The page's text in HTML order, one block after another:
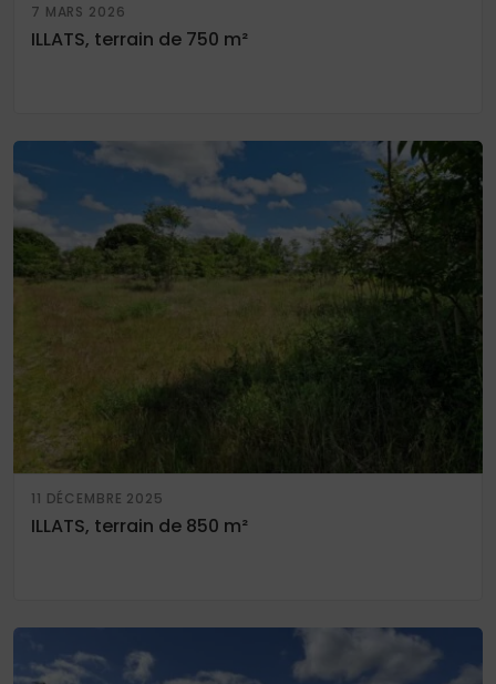
7 MARS 2026
ILLATS, terrain de 750 m²
11 DÉCEMBRE 2025
ILLATS, terrain de 850 m²